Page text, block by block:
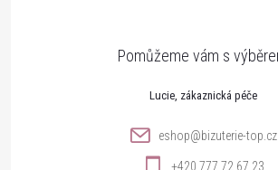
Lucie
eshop@bizuterie-top.cz
+420 777 72 67 23